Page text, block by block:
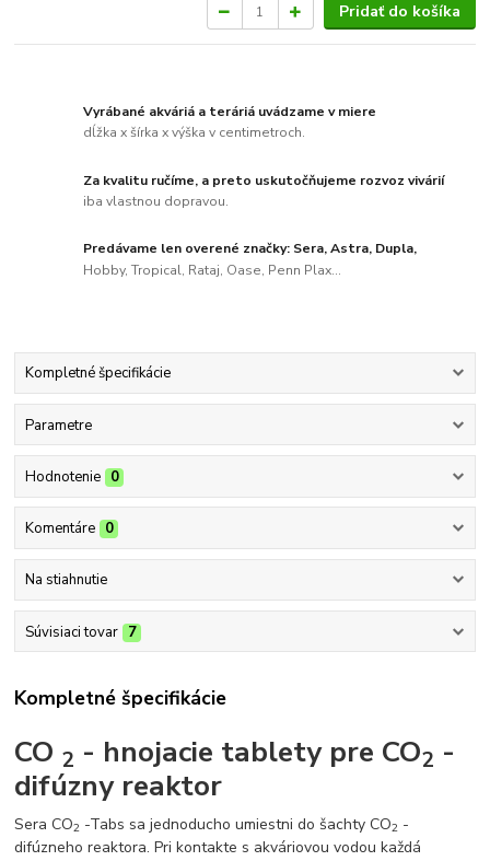
Pridať do košíka
Vyrábané akváriá a teráriá uvádzame v miere
dĺžka x šírka x výška v centimetroch.
Za kvalitu ručíme, a preto uskutočňujeme rozvoz vivárií
iba vlastnou dopravou.
Predávame len overené značky: Sera, Astra, Dupla,
Hobby, Tropical, Rataj, Oase, Penn Plax...
Kompletné špecifikácie
Parametre
Hodnotenie 0
Komentáre 0
Na stiahnutie
Súvisiaci tovar 7
Kompletné špecifikácie
CO 2 - hnojacie tablety pre CO2 -
difúzny reaktor
Sera CO2 -Tabs sa jednoducho umiestni do šachty CO2 -
difúzneho reaktora. Pri kontakte s akváriovou vodou každá